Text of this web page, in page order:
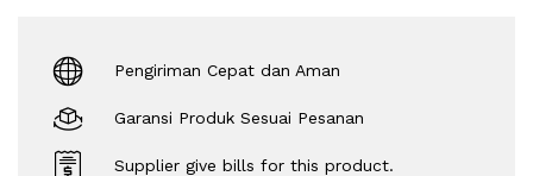
Pengiriman Cepat dan Aman
Garansi Produk Sesuai Pesanan
Supplier give bills for this product.